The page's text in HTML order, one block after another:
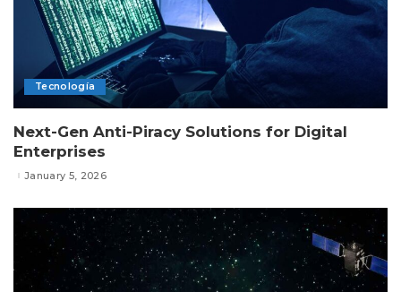
Tecnología
Next-Gen Anti-Piracy Solutions for Digital
Enterprises
January 5, 2026